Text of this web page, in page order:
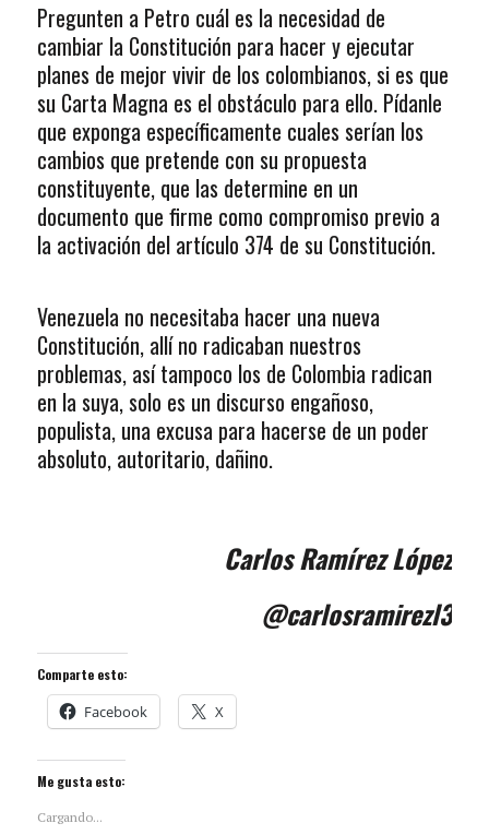
Pregunten a Petro cuál es la necesidad de
cambiar la Constitución para hacer y ejecutar
planes de mejor vivir de los colombianos, si es que
su Carta Magna es el obstáculo para ello. Pídanle
que exponga específicamente cuales serían los
cambios que pretende con su propuesta
constituyente, que las determine en un
documento que firme como compromiso previo a
la activación del artículo 374 de su Constitución.
Venezuela no necesitaba hacer una nueva
Constitución, allí no radicaban nuestros
problemas, así tampoco los de Colombia radican
en la suya, solo es un discurso engañoso,
populista, una excusa para hacerse de un poder
absoluto, autoritario, dañino.
Carlos Ramírez López
@carlosramirezl3
Comparte esto:
Facebook X
Me gusta esto:
Cargando...